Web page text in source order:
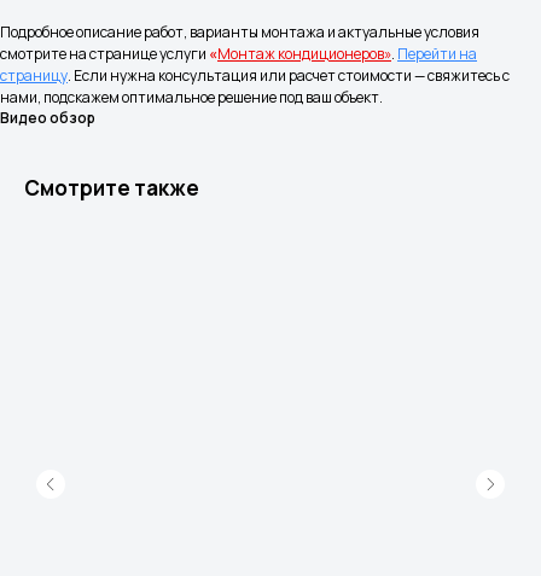
Подробное описание работ, варианты монтажа и актуальные условия
смотрите на странице услуги «Монтаж кондиционеров». Перейти на
страницу. Если нужна консультация или расчет стоимости — свяжитесь с
нами, подскажем оптимальное решение под ваш объект.
Видео обзор
Смотрите также
Принимаем к оплате
Частые вопросы
Наши работы
Согласие на обработку персональных
кондиционеров